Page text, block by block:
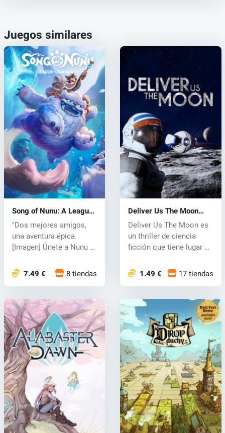
Juegos similares
Song of Nunu: A League
of Legends Story (PC)
key
"Dos mejores amigos,
una aventura épica.
[Imagen] Únete a Nunu y
7.49 € 8 tiendas
Deliver Us The Moon
(PC) key
Deliver Us The Moon es
un thriller de ciencia
ficción que tiene lugar en
1.49 € 17 tiendas